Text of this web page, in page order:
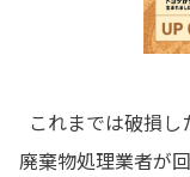
これまでは破損
廃棄物処理業者が